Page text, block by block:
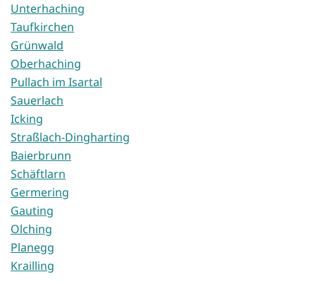
Unterhaching
Taufkirchen
Grünwald
Oberhaching
Pullach im Isartal
Sauerlach
Icking
Straßlach-Dingharting
Baierbrunn
Schäftlarn
Germering
Gauting
Olching
Planegg
Krailling